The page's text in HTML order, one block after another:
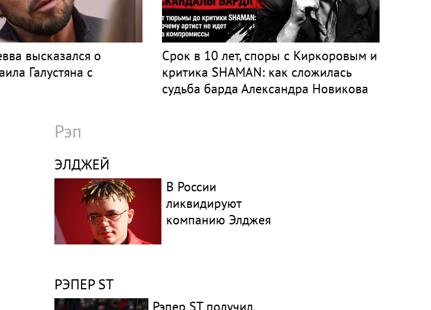
высказался о
Галустяна с
Срок в 10 лет, споры с Киркоровым и
критика SHAMAN: как сложилась
судьба барда Александра Новикова
Рэп
ЭЛДЖЕЙ
В России
ликвидируют
компанию Элджея
РЭПЕР ST
Рэпер ST получил